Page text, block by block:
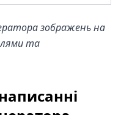
зображень на
та